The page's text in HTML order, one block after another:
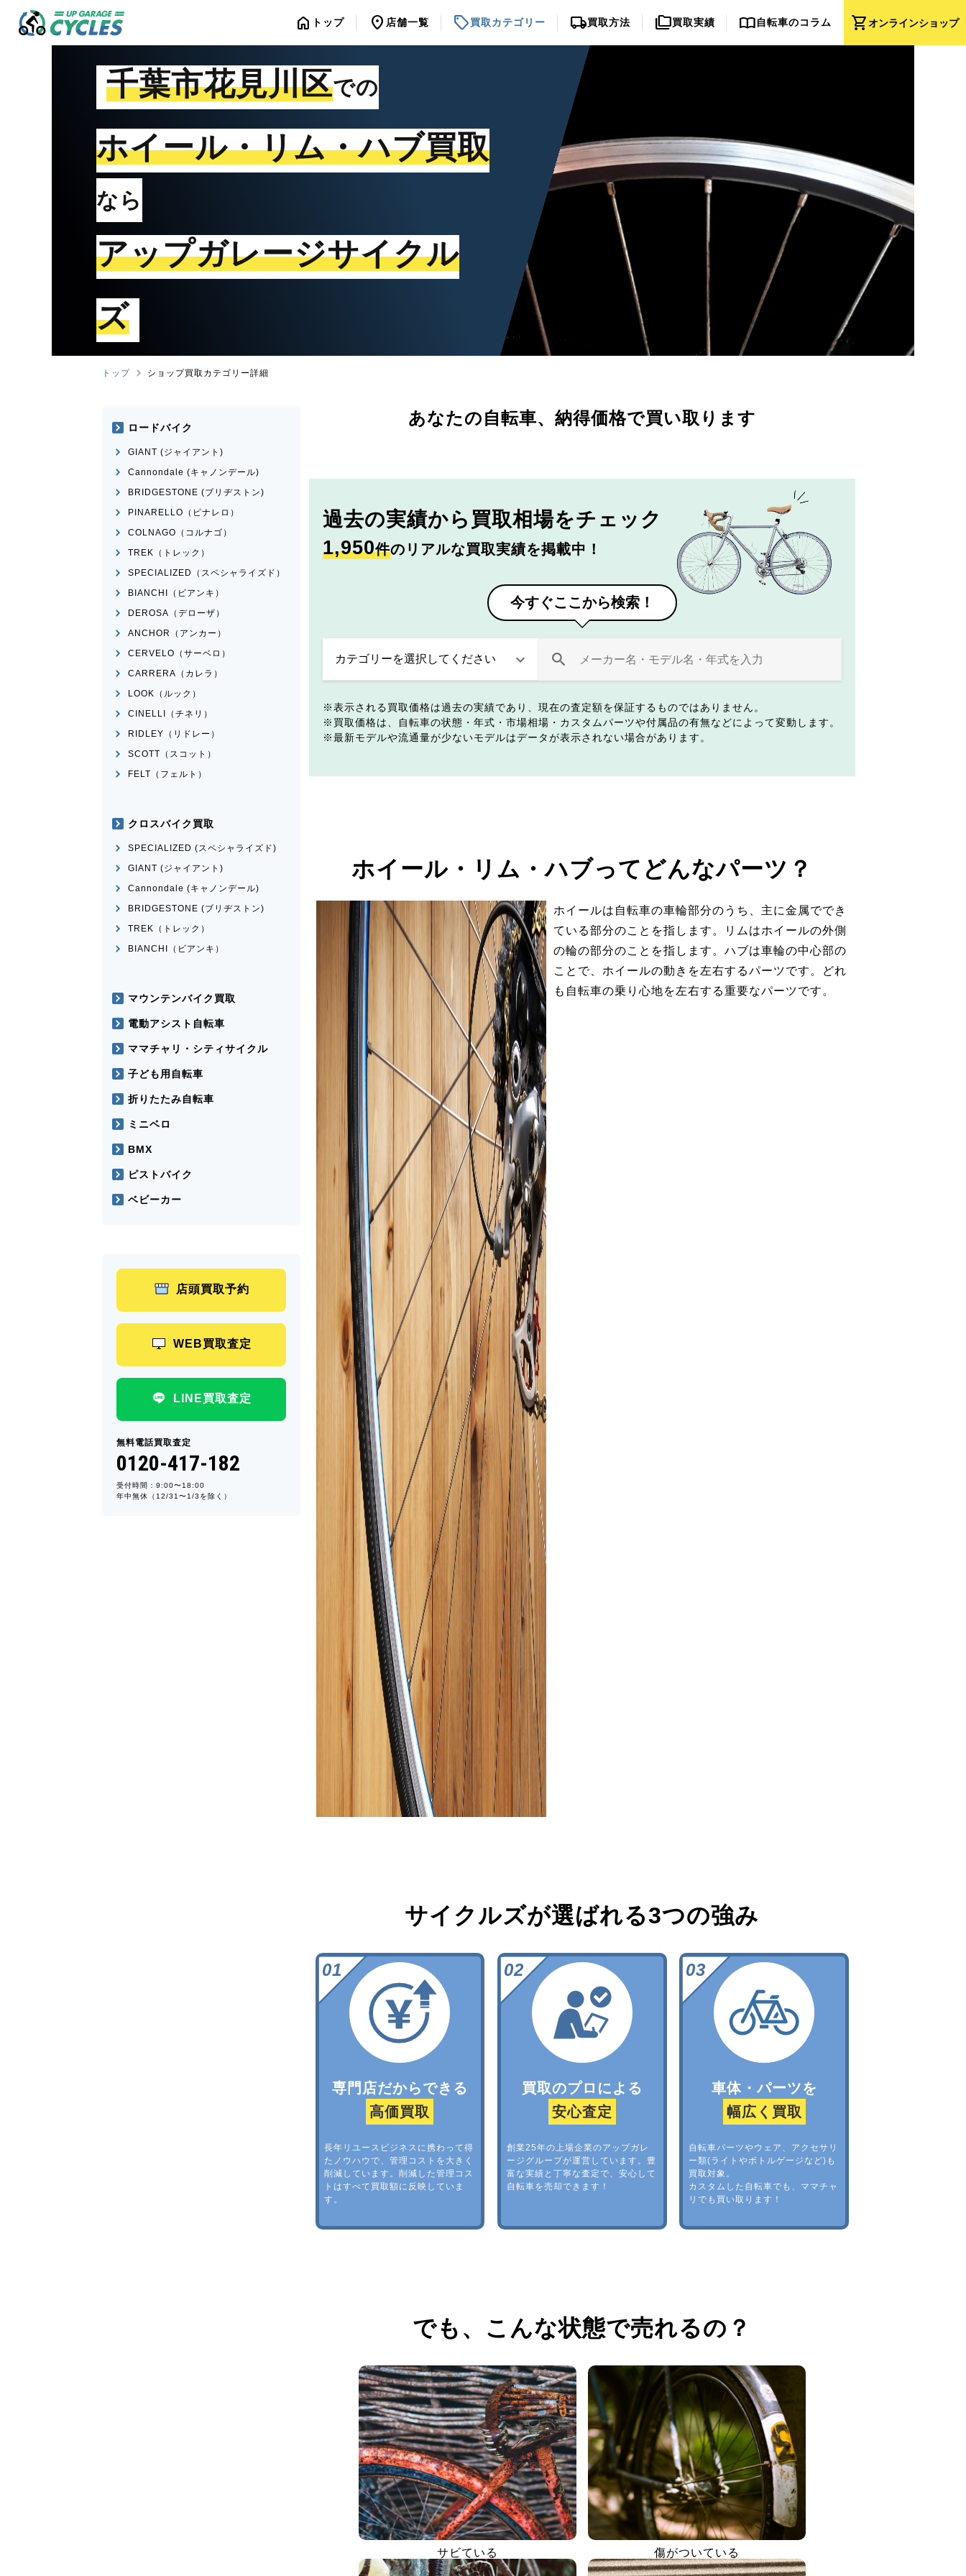
shopping_cartオンラインショップ
home トップ location_on 店舗一覧 sell買取カテゴリー local_shipping買取方法 folder_copy買取実績 import_contacts自転車のコラム
千葉市花見川区での
ホイール・リム・ハブ買取
なら
アップガレージサイクル
ズ
トップ ショップ買取カテゴリー詳細
あなたの自転車、 納得価格で買い取ります
過去の実績から 買取相場をチェック
1,950件のリアルな買取実績を掲載中！
今すぐここから検索！
表示される買取価格は過去の実績であり、現在の査定額を保証するものではありません。
買取価格は、自転車の状態・年式・市場相場・カスタムパーツや付属品の有無などによって変動します。
最新モデルや流通量が少ないモデルはデータが表示されない場合があります。
ホイール・リム・ハブってどんなパーツ？
ホイールは自転車の車輪部分のうち、主に金属ででき
ている部分のことを指します。リムはホイールの外側
の輪の部分のことを指します。ハブは車輪の中心部の
ことで、ホイールの動きを左右するパーツです。どれ
も自転車の乗り心地を左右する重要なパーツです。
サイクルズが選ばれる3つの強み
専門店だからできる
高価買取
長年リユースビジネスに携わって得
たノウハウで、管理コストを大きく
削減しています。削減した管理コス
トはすべて買取額に反映していま
す。
買取のプロによる
安心査定
創業25年の上場企業のアップガレ
ージグループが運営しています。豊
富な実績と丁寧な査定で、安心して
自転車を売却できます！
車体・パーツを
幅広く買取
自転車パーツやウェア、アクセサリ
ー類(ライトやボトルゲージなど)も
買取対象。
カスタムした自転車でも、ママチャ
リでも買い取ります！
でも、 こんな状態で売れるの？
サビている 傷がついている
ロードバイク
GIANT (ジャイアント)
Cannondale (キャノンデール)
BRIDGESTONE (ブリヂストン)
PINARELLO（ピナレロ）
COLNAGO（コルナゴ）
TREK（トレック）
SPECIALIZED（スペシャライズド）
BIANCHI（ビアンキ）
DEROSA（デローザ）
ANCHOR（アンカー）
CERVELO（サーベロ）
CARRERA（カレラ）
LOOK（ルック）
CINELLI（チネリ）
RIDLEY（リドレー）
SCOTT（スコット）
FELT（フェルト）
クロスバイク買取
SPECIALIZED (スペシャライズド)
GIANT (ジャイアント)
Cannondale (キャノンデール)
BRIDGESTONE (ブリヂストン)
TREK（トレック）
BIANCHI（ビアンキ）
マウンテンバイク買取
電動アシスト自転車
ママチャリ・シティサイクル
子ども用自転車
折りたたみ自転車
ミニベロ
BMX
ピストバイク
ベビーカー
店頭買取予約
WEB買取査定
LINE買取査定
無料電話買取査定
0120-417-182
受付時間：9:00〜18:00
年中無休（12/31〜1/3を除く）